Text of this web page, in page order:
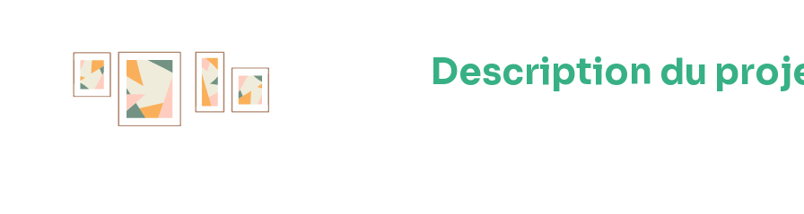
Description du